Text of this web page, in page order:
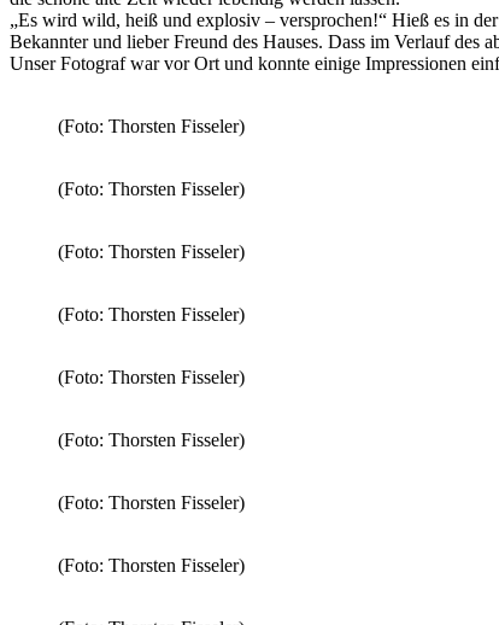
„Es wird wild, heiß und explosiv – versprochen!“ Hieß es in
Bekannter und lieber Freund des Hauses. Dass im Verlauf des
Unser Fotograf war vor Ort und konnte einige Impressionen
(Foto: Thorsten Fisseler)
(Foto: Thorsten Fisseler)
(Foto: Thorsten Fisseler)
(Foto: Thorsten Fisseler)
(Foto: Thorsten Fisseler)
(Foto: Thorsten Fisseler)
(Foto: Thorsten Fisseler)
(Foto: Thorsten Fisseler)